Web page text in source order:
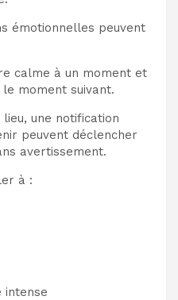
émotionnelles peuvent
calme à un moment et
moment suivant.
une notification
peuvent déclencher
avertissement.
à :
intense